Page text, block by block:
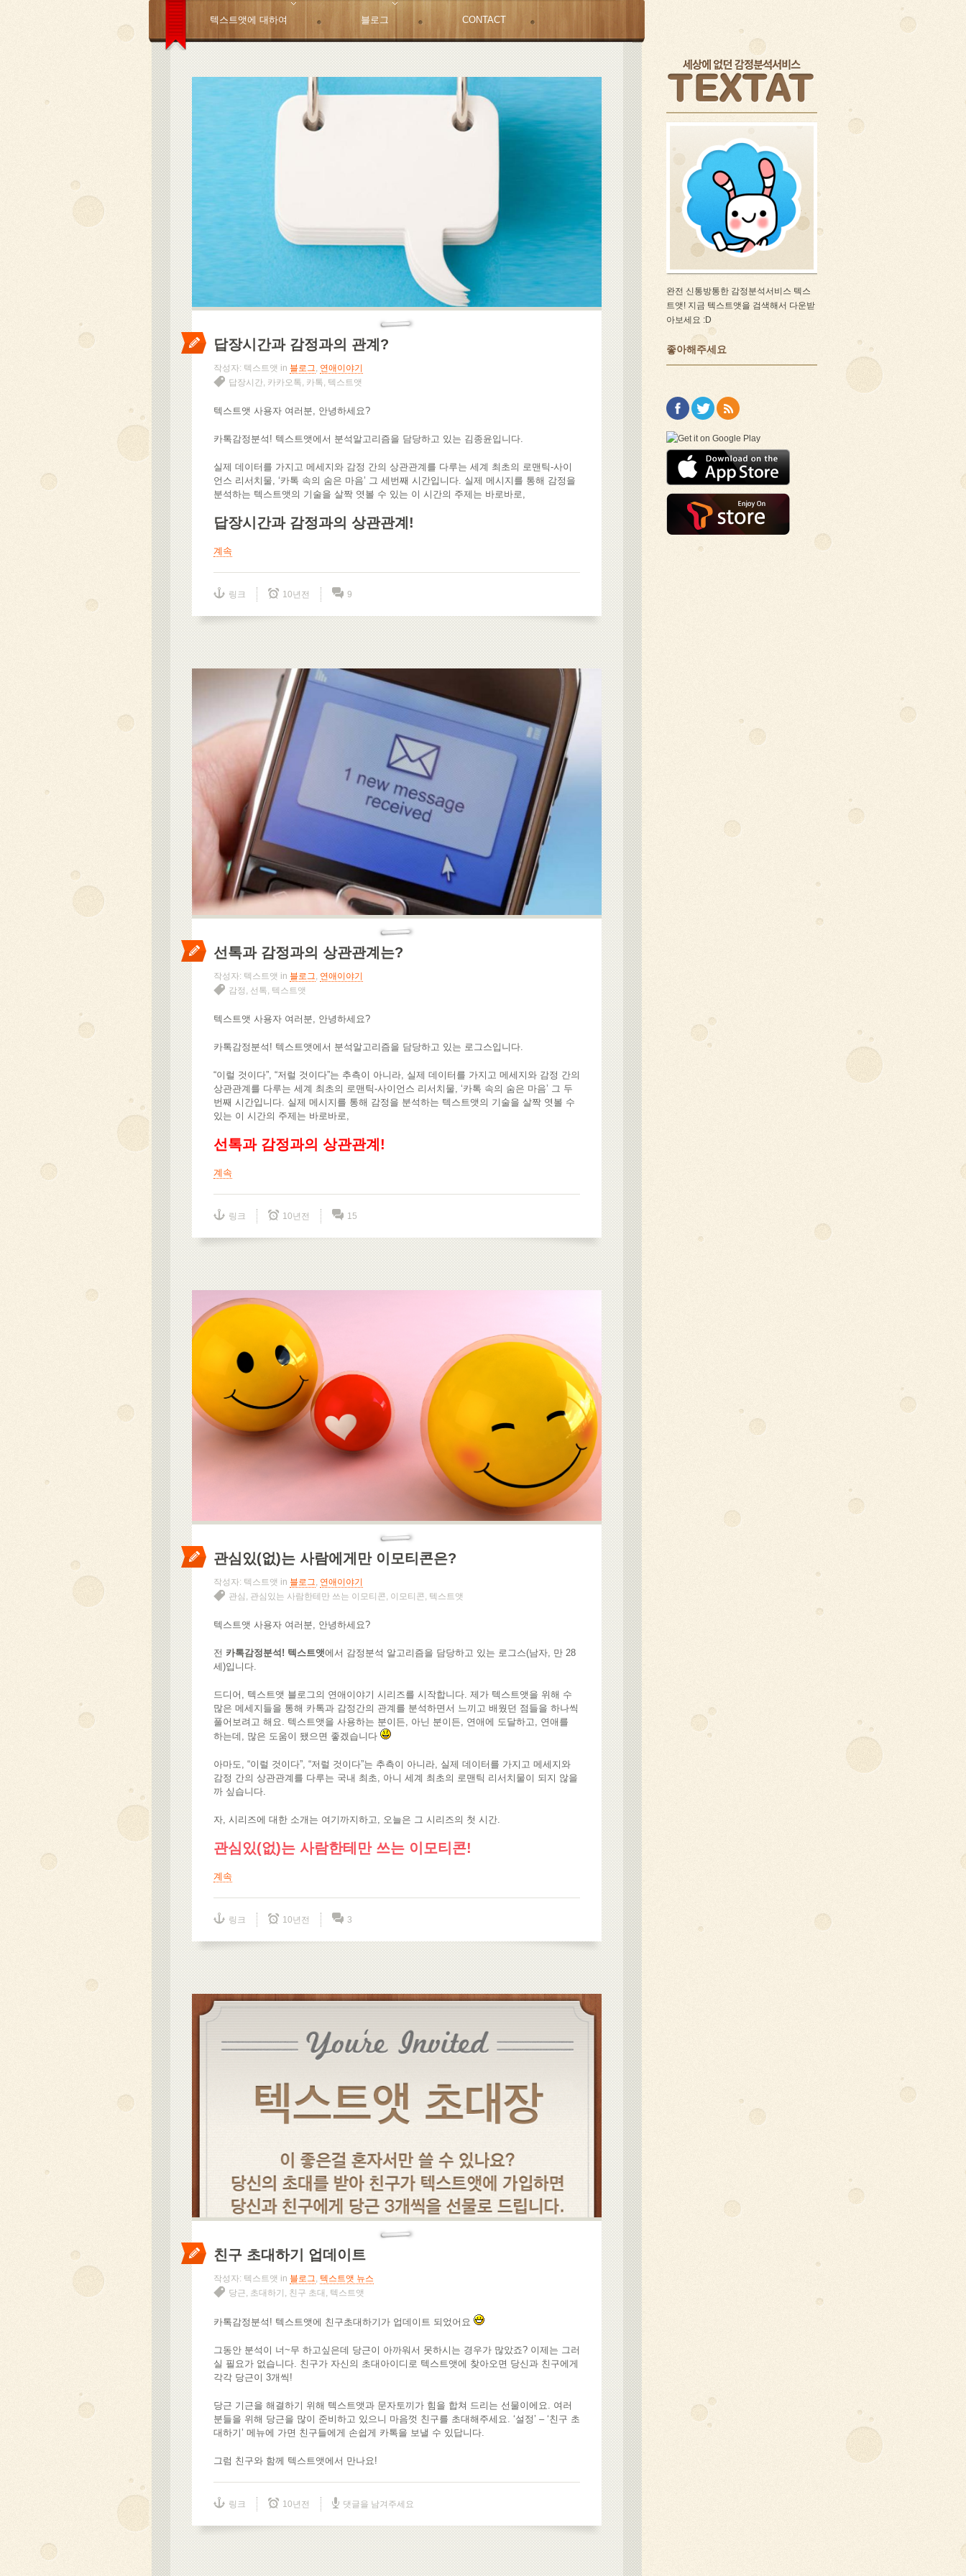
텍스트앳에 대하여 블로그 CONTACT
답장시간과 감정과의 관계?
작성자: 텍스트앳 in 블로그, 연애이야기
답장시간, 카카오톡, 카톡, 텍스트앳
텍스트앳 사용자 여러분, 안녕하세요?
카톡감정분석! 텍스트앳에서 분석알고리즘을 담당하고 있는 김종윤입니다.
실제 데이터를 가지고 메세지와 감정 간의 상관관계를 다루는 세계 최초의 로맨틱-사이
언스 리서치물, ‘카톡 속의 숨은 마음’ 그 세번째 시간입니다. 실제 메시지를 통해 감정을
분석하는 텍스트앳의 기술을 살짝 엿볼 수 있는 이 시간의 주제는 바로바로,
답장시간과 감정과의 상관관계!
계속
링크 10년전 9
선톡과 감정과의 상관관계는?
작성자: 텍스트앳 in 블로그, 연애이야기
감정 , 선톡, 텍스트앳
텍스트앳 사용자 여러분, 안녕하세요?
카톡감정분석! 텍스트앳에서 분석알고리즘을 담당하고 있는 로그스입니다.
“이럴 것이다”, “저럴 것이다”는 추측이 아니라, 실제 데이터를 가지고 메세지와 감정 간의
상관관계를 다루는 세계 최초의 로맨틱-사이언스 리서치물, ‘카톡 속의 숨은 마음’ 그 두
번째 시간입니다. 실제 메시지를 통해 감정을 분석하는 텍스트앳의 기술을 살짝 엿볼 수
있는 이 시간의 주제는 바로바로,
선톡과 감정과의 상관관계!
계속
링크 10년전 15
관심있(없)는 사람에게만 이모티콘은?
작성자: 텍스트앳 in 블로그, 연애이야기
관심 , 관심있는 사람한테만 쓰는 이모티콘, 이모티콘, 텍스트앳
텍스트앳 사용자 여러분, 안녕하세요?
전 카톡감정분석! 텍스트앳에서 감정분석 알고리즘을 담당하고 있는 로그스(남자, 만 28
세)입니다.
드디어, 텍스트앳 블로그의 연애이야기 시리즈를 시작합니다. 제가 텍스트앳을 위해 수
많은 메세지들을 통해 카톡과 감정간의 관계를 분석하면서 느끼고 배웠던 점들을 하나씩
풀어보려고 해요. 텍스트앳을 사용하는 분이든, 아닌 분이든, 연애에 도달하고, 연애를
하는데, 많은 도움이 됐으면 좋겠습니다
아마도, “이럴 것이다”, “저럴 것이다”는 추측이 아니라, 실제 데이터를 가지고 메세지와
감정 간의 상관관계를 다루는 국내 최초, 아니 세계 최초의 로맨틱 리서치물이 되지 않을
까 싶습니다.
자, 시리즈에 대한 소개는 여기까지하고, 오늘은 그 시리즈의 첫 시간.
관심있(없)는 사람한테만 쓰는 이모티콘!
계속
링크 10년전 3
친구 초대하기 업데이트
작성자: 텍스트앳 in 블로그
텍스트앳 뉴스
당근 초대하기 친구 초대 텍스트앳
카톡감정분석! 텍스트앳에 친구초대하기가 업데이트 되었어요
그동안 분석이 너~무 하고싶은데 당근이 아까워서 못하시는 경우가 많았죠? 이제는 그러
실 필요가 없습니다. 친구가 자신의 초대아이디로 텍스트앳에 찾아오면 당신과 친구에게
각각 당근이 3개씩!
당근 기근을 해결하기 위해 텍스트앳과 문자토끼가 힘을 합쳐 드리는 선물이에요. 여러
분들을 위해 당근을 많이 준비하고 있으니 마음껏 친구를 초대해주세요. ‘설정’ – ‘친구 초
대하기’ 메뉴에 가면 친구들에게 손쉽게 카톡을 보낼 수 있답니다.
그럼 친구와 함께 텍스트앳에서 만나요!
링크 10년전 댓글을 남겨주세요
완전 신통방통한 감정분석서비스 텍스
트앳! 지금 텍스트앳을 검색해서 다운받
아보세요 :D
좋아해주세요